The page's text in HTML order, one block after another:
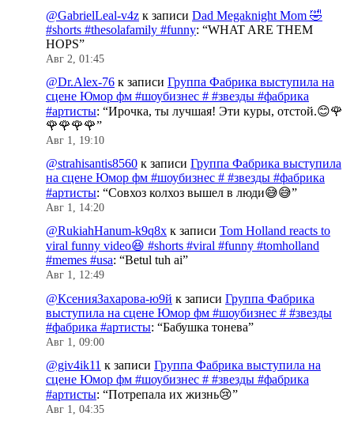
@GabrielLeal-v4z к записи Dad Megaknight Mom 🤣
#shorts #thesolafamily #funny: “WHAT ARE THEM
HOPS”
Авг 2, 01:45
@Dr.Alex-76 к записи Группа Фабрика выступила на
сцене Юмор фм #шоубизнес # #звезды #фабрика
#артисты: “Ирочка, ты лучшая! Эти куры, отстой.😊🌹
🌹🌹🌹🌹”
Авг 1, 19:10
@strahisantis8560 к записи Группа Фабрика выступила
на сцене Юмор фм #шоубизнес # #звезды #фабрика
#артисты: “Совхоз колхоз вышел в люди😅😅”
Авг 1, 14:20
@RukiahHanum-k9q8x к записи Tom Holland reacts to
viral funny video😆 #shorts #viral #funny #tomholland
#memes #usa: “Betul tuh ai”
Авг 1, 12:49
@КсенияЗахарова-ю9й к записи Группа Фабрика
выступила на сцене Юмор фм #шоубизнес # #звезды
#фабрика #артисты: “Бабушка тонева”
Авг 1, 09:00
@giv4ik11 к записи Группа Фабрика выступила на
сцене Юмор фм #шоубизнес # #звезды #фабрика
#артисты: “Потрепала их жизнь😢”
Авг 1, 04:35